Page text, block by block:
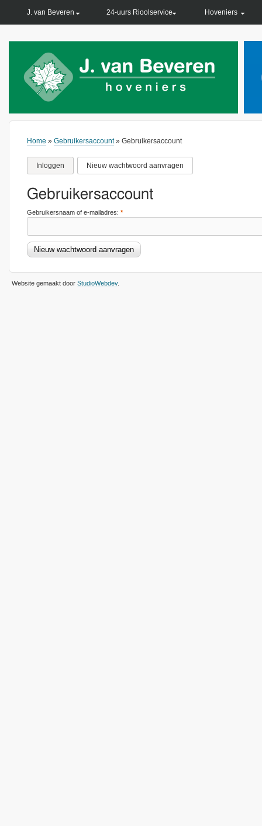
J. van Beveren 24-uurs Rioolservice Hoveniers
Home » Gebruikersaccount» Gebruikersaccount
Inloggen Nieuw wachtwoord aanvragen
Gebruikersaccount
Gebruikersnaam of e-mailadres: *
Website gemaakt door StudioWebdev.